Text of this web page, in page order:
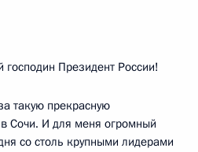
Президент России!
такую прекрасную
Сочи. И для меня огромный
со столь крупными лидерами